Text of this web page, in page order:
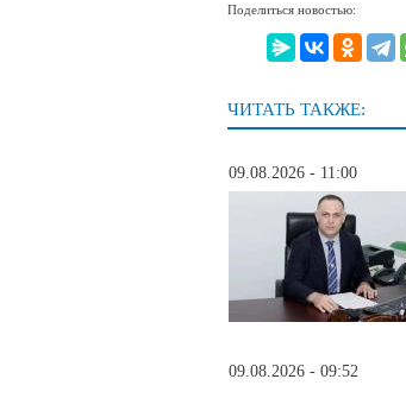
Поделиться новостью:
ЧИТАТЬ ТАКЖЕ:
09.08.2026 - 11:00
09.08.2026 - 09:52